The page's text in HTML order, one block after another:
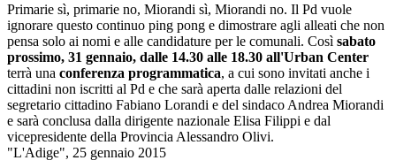
Primarie sì, primarie no, Miorandi sì, Miorandi no. Il Pd vuole
ignorare questo continuo ping pong e dimostrare agli alleati che non
pensa solo ai nomi e alle candidature per le comunali. Così sabato
prossimo, 31 gennaio, dalle 14.30 alle 18.30 all'Urban Center
terrà una conferenza programmatica, a cui sono invitati anche i
cittadini non iscritti al Pd e che sarà aperta dalle relazioni del
segretario cittadino Fabiano Lorandi e del sindaco Andrea Miorandi
e sarà conclusa dalla dirigente nazionale Elisa Filippi e dal
vicepresidente della Provincia Alessandro Olivi.
"L'Adige", 25 gennaio 2015